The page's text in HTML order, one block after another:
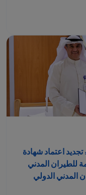
تجديد اعتماد شهادة
للطيران المدني
المدني الدولي